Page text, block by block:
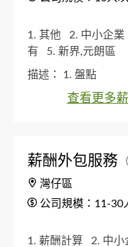
1. 其他 2. 中小企業
有
5. 新界,元朗區
描述： 1. 盤點
查看更多
薪酬外包服務
灣仔區
公司規模：11-30
1. 薪酬計算 2. 中小